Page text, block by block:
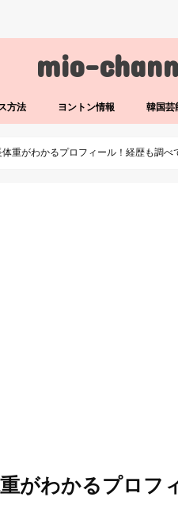
mio-
方法 ヨントン情報 韓国芸
重がわかるプロフィール！経歴も調べ
がわかるプロフ